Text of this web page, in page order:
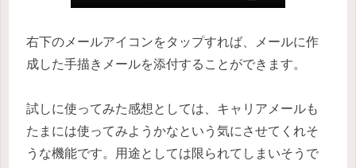
右下のメールアイコンをタップすれば、メールに作
成した手描きメールを添付することができます。
試しに使ってみた感想としては、キャリアメールも
たまには使ってみようかなという気にさせてくれそ
うな機能です。用途としては限られてしまいそうで